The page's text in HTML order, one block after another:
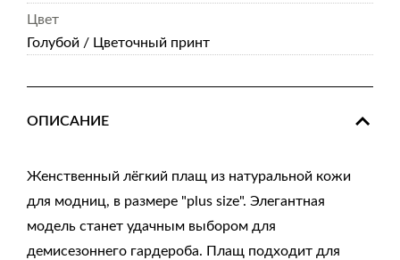
Цвет
Голубой / Цветочный принт
ОПИСАНИЕ
Женственный лёгкий плащ из натуральной кожи
для модниц, в размере "plus size". Элегантная
модель станет удачным выбором для
демисезоннего гардероба. Плащ подходит для